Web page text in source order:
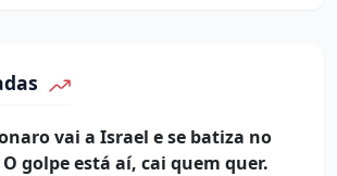
vai a Israel e se batiza no
O golpe está aí, cai quem quer.